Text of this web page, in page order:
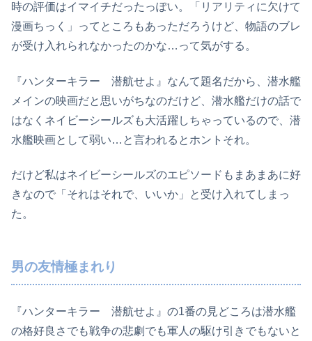
時の評価はイマイチだったっぽい。「リアリティに欠けて
漫画ちっく」ってところもあっただろうけど、物語のブレ
が受け入れられなかったのかな…って気がする。
『ハンターキラー 潜航せよ』なんて題名だから、潜水艦
メインの映画だと思いがちなのだけど、潜水艦だけの話で
はなくネイビーシールズも大活躍しちゃっているので、潜
水艦映画として弱い…と言われるとホントそれ。
だけど私はネイビーシールズのエピソードもまあまあに好
きなので「それはそれで、いいか」と受け入れてしまっ
た。
男の友情極まれり
『ハンターキラー 潜航せよ』の1番の見どころは潜水艦
の格好良さでも戦争の悲劇でも軍人の駆け引きでもないと